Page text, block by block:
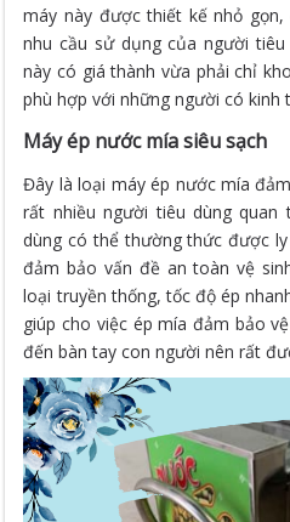
máy này được thiết kế nhỏ
nhu cầu sử dụng của người
này có giá thành vừa phải chỉ
phù hợp với những người có kinh
Máy ép nước mía siêu sạch
Đây là loại máy ép nước mía
rất nhiều người tiêu dùng
dùng có thể thường thức được
đảm bảo vấn đề an toàn vệ
loại truyền thống, tốc độ ép
giúp cho việc ép mía đảm bảo
đến bàn tay con người nên rất